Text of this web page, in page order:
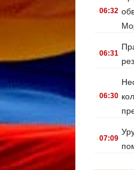
.06:32
.06:31
.06:30
.07:09